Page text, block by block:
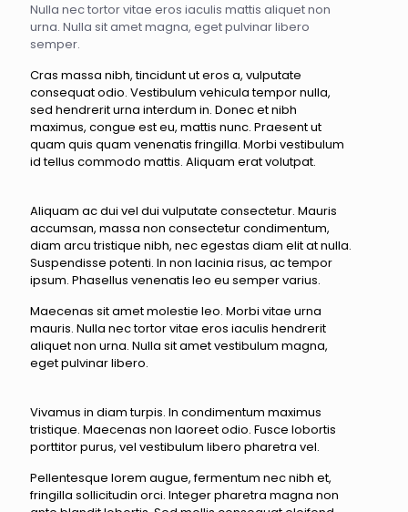
Nulla nec tortor vitae eros iaculis mattis aliquet non
urna. Nulla sit amet magna, eget pulvinar libero
semper.
Cras massa nibh, tincidunt ut eros a, vulputate
consequat odio. Vestibulum vehicula tempor nulla,
sed hendrerit urna interdum in. Donec et nibh
maximus, congue est eu, mattis nunc. Praesent ut
quam quis quam venenatis fringilla. Morbi vestibulum
id tellus commodo mattis. Aliquam erat volutpat.
Aliquam ac dui vel dui vulputate consectetur. Mauris
accumsan, massa non consectetur condimentum,
diam arcu tristique nibh, nec egestas diam elit at nulla.
Suspendisse potenti. In non lacinia risus, ac tempor
ipsum. Phasellus venenatis leo eu semper varius.
Maecenas sit amet molestie leo. Morbi vitae urna
mauris. Nulla nec tortor vitae eros iaculis hendrerit
aliquet non urna. Nulla sit amet vestibulum magna,
eget pulvinar libero.
Vivamus in diam turpis. In condimentum maximus
tristique. Maecenas non laoreet odio. Fusce lobortis
porttitor purus, vel vestibulum libero pharetra vel.
Pellentesque lorem augue, fermentum nec nibh et,
fringilla sollicitudin orci. Integer pharetra magna non